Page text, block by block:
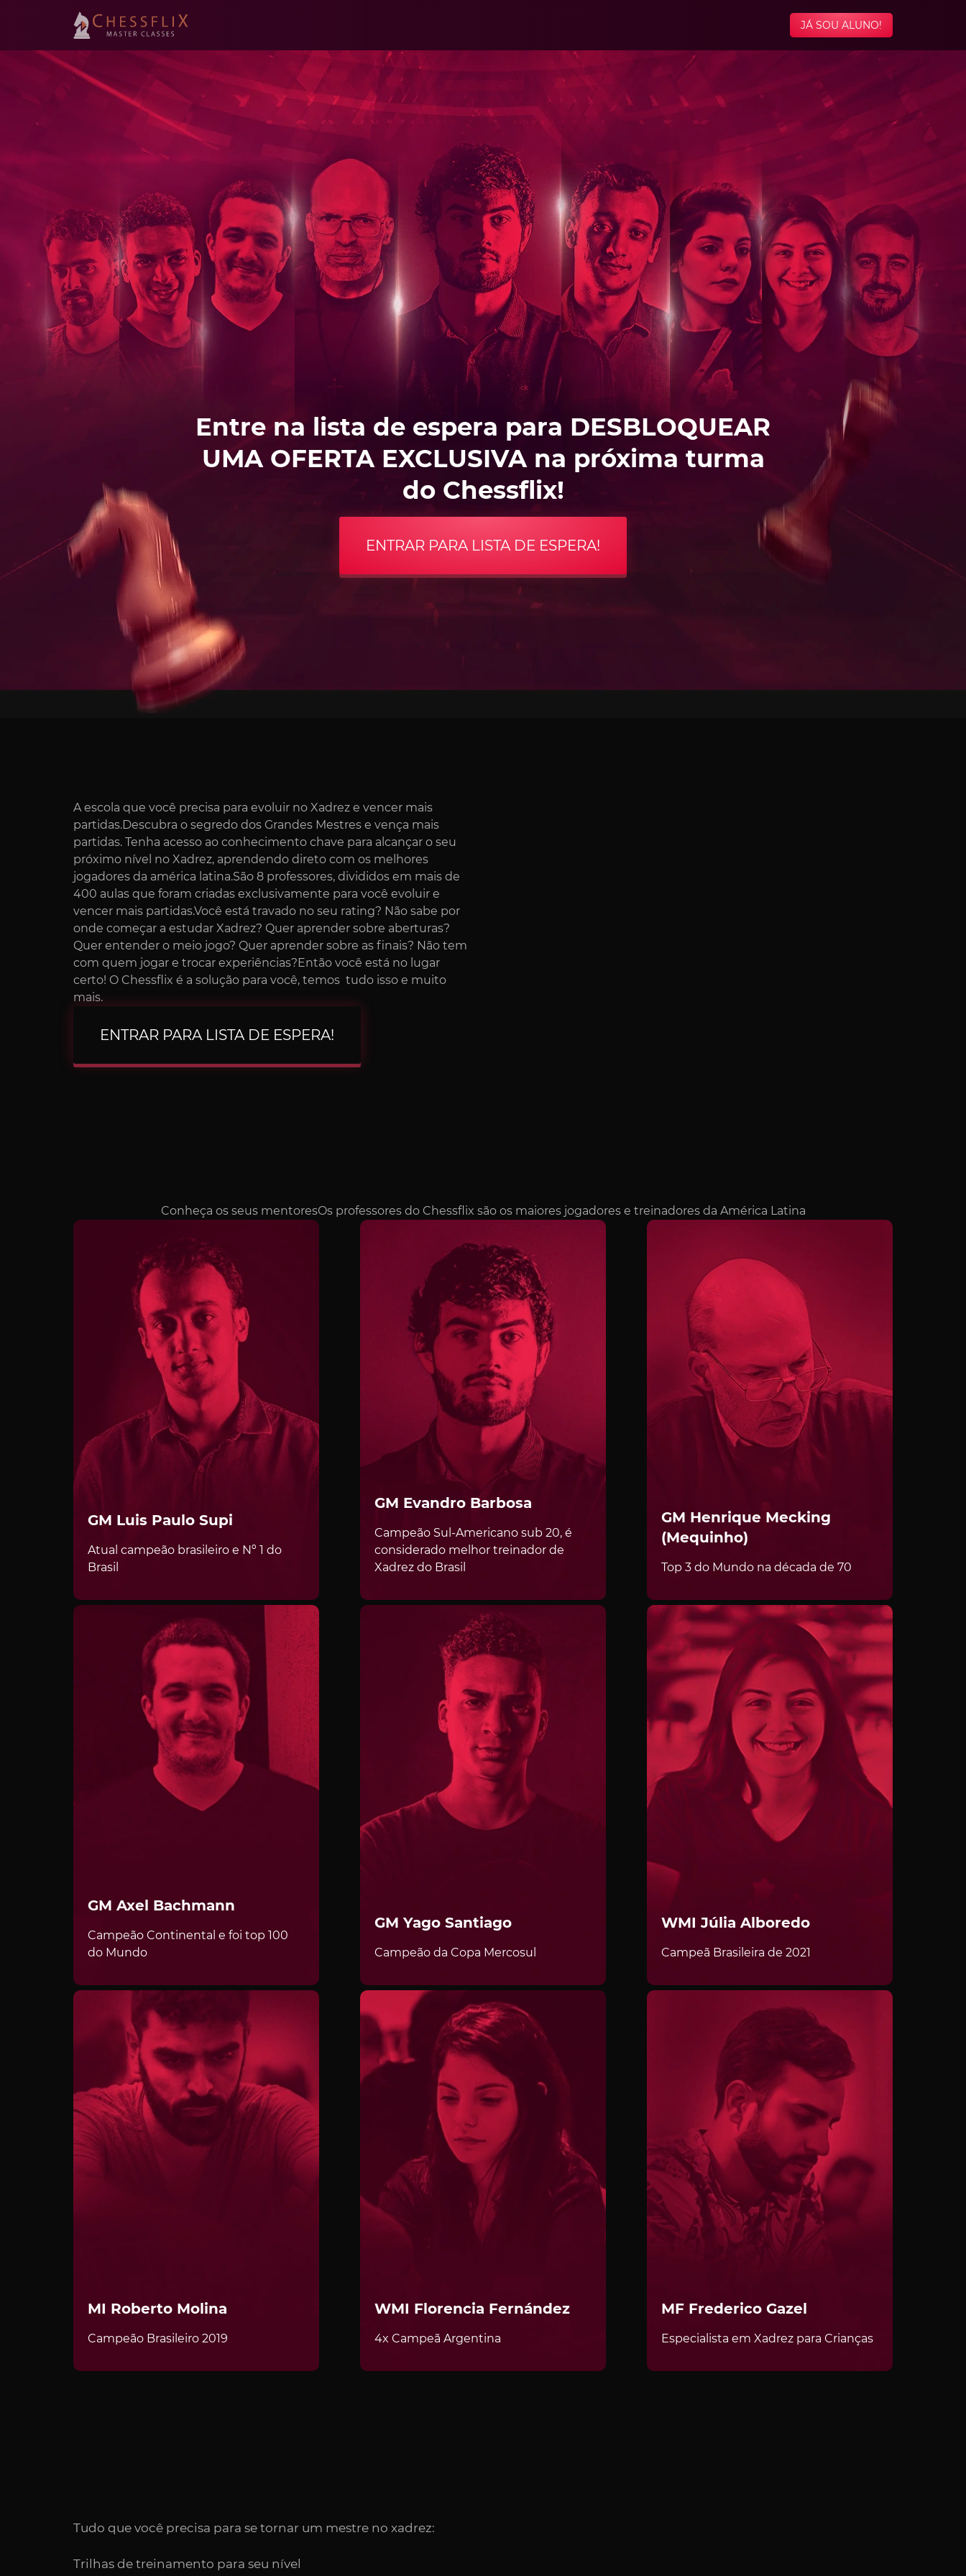
ENTRE NA LISTA DE ESPERA
PARADESBLOQUEAR UMA OFERTA
ENTRAR PARA LISTA DE ESPERA AGORA!
Seus dados estão seguros com a gente!
JÁ SOU ALUNO!
Entre na lista de espera para DESBLOQUEAR
UMA OFERTA EXCLUSIVA na próxima turma
do Chessflix!
ENTRAR PARA LISTA DE ESPERA!
A escola que você precisa para evoluir no Xadrez e vencer mais
partidas.Descubra o segredo dos Grandes Mestres e vença mais
partidas. Tenha acesso ao conhecimento chave para alcançar o seu
próximo nível no Xadrez, aprendendo direto com os melhores
jogadores da américa latina.São 8 professores, divididos em mais de
400 aulas que foram criadas exclusivamente para você evoluir e
vencer mais partidas.Você está travado no seu rating? Não sabe por
onde começar a estudar Xadrez? Quer aprender sobre aberturas?
Quer entender o meio jogo? Quer aprender sobre as finais? Não tem
com quem jogar e trocar experiências?Então você está no lugar
certo! O Chessflix é a solução para você, temos tudo isso e muito
mais.
ENTRAR PARA LISTA DE ESPERA!
Conheça os seus mentoresOs professores do Chessflix são os maiores jogadores e treinadores da América Latina
GM Luis Paulo Supi
Atual campeão brasileiro e Nº 1 do
Brasil
GM Evandro Barbosa
Campeão Sul-Americano sub 20, é
considerado melhor treinador de
Xadrez do Brasil
GM Henrique Mecking
(Mequinho)
Top 3 do Mundo na década de 70
GM Axel Bachmann
Campeão Continental e foi top 100
do Mundo
GM Yago Santiago
Campeão da Copa Mercosul
WMI Júlia Alboredo
Campeã Brasileira de 2021
MI Roberto Molina
Campeão Brasileiro 2019
WMI Florencia Fernández
4x Campeã Argentina
MF Frederico Gazel
Especialista em Xadrez para Crianças
Tudo que você precisa para se tornar um mestre no xadrez:
Trilhas de treinamento para seu nível